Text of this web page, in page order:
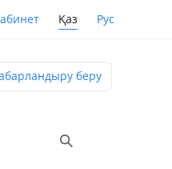
Қаз Рус
беру